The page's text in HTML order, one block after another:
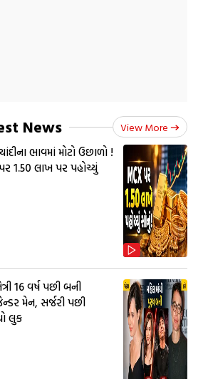
News View More
ભાવમાં મોટો ઉછાળો !
₹1.50 લાખ પર પહોચ્યું
16 વર્ષ પછી બની
મેન, સર્જરી પછી
લુક